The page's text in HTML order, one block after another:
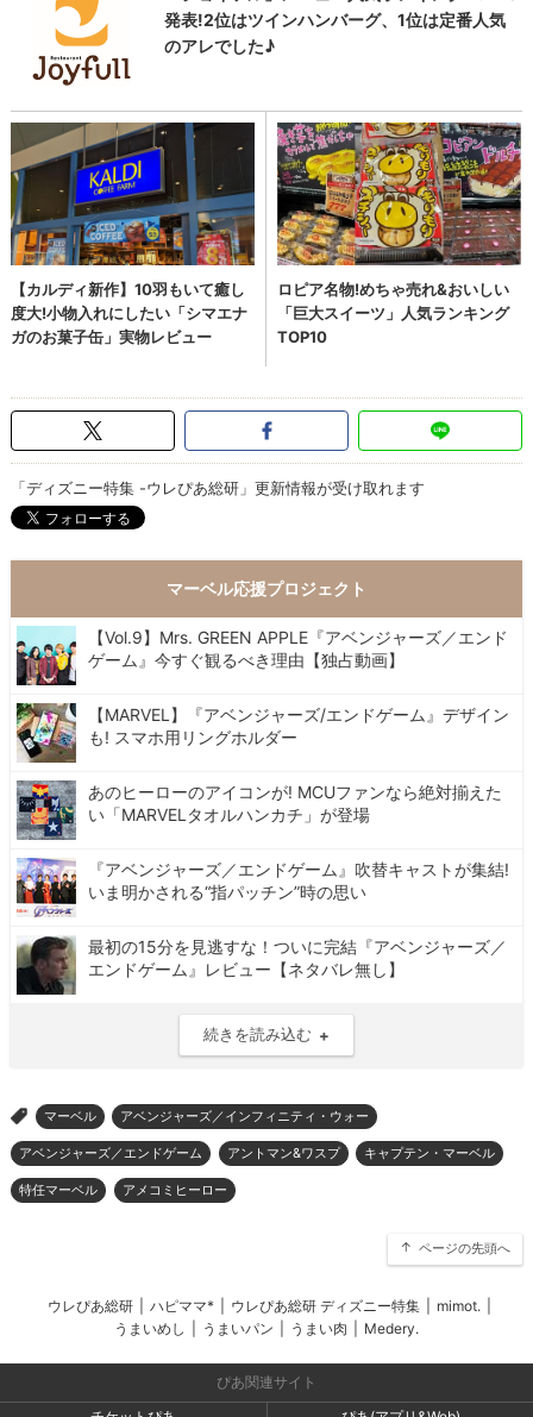
「ディズニー特集 -ウレぴあ総研」更新情報が受け取れます
マーベル応援プロジェクト
【Vol.9】Mrs. GREEN APPLE『アベンジャーズ／エンド
ゲーム』今すぐ観るべき理由【独占動画】
【MARVEL】『アベンジャーズ/エンドゲーム』デザイン
も! スマホ用リングホルダー
あのヒーローのアイコンが! MCUファンなら絶対揃えた
い「MARVELタオルハンカチ」が登場
『アベンジャーズ／エンドゲーム』吹替キャストが集結!
いま明かされる“指パッチン”時の思い
最初の15分を見逃すな！ついに完結『アベンジャーズ／
エンドゲーム』レビュー【ネタバレ無し】
続きを読み込む
> マーベル アベンジャーズ／インフィニティ・ウォー
アベンジャーズ／エンドゲーム アントマン&ワスプ キャプテン・マーベル
特任マーベル アメコミヒーロー
ページの先頭へ
ウレぴあ総研 ハピママ* ウレぴあ総研 ディズニー特集 mimot.
うまいめし
うまいパン うまい肉 Medery.
ぴあ関連サイト